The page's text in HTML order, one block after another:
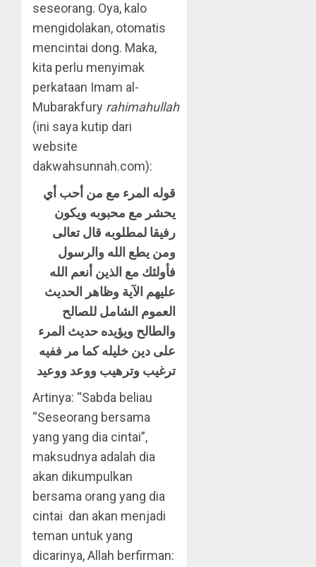
seseorang. Oya, kalo
mengidolakan, otomatis
mencintai dong. Maka,
kita perlu menyimak
perkataan Imam al-
Mubarakfury rahimahullah
(ini saya kutip dari
website
dakwahsunnah.com):
قوله المرء مع من أحب أي
يحشر مع محبوبه ويكون
رفيقا لمطلوبه قال تعالى
ومن يطع الله والرسول
فأولئك مع الذين أنعم الله
عليهم الآية وظاهر الحديث
العموم الشامل للصالح
والطالح ويؤيده حديث المرء
على دين خليله كما مر ففيه
ترغيب وترهيب ووعد ووعيد
Artinya: “Sabda beliau
“Seseorang bersama
yang yang dia cintai”,
maksudnya adalah dia
akan dikumpulkan
bersama orang yang dia
cintai dan akan menjadi
teman untuk yang
dicarinya, Allah berfirman: